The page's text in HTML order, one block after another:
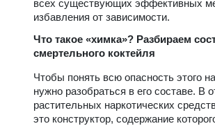
всех существующих эффективных
избавления от зависимости.
Что такое «химка»? Разбираем
смертельного коктейля
Чтобы понять всю опасность этого
нужно разобраться в его составе. В
растительных наркотических
это конструктор, содержание